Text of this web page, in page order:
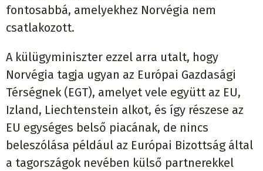
fontosabbá, amelyekhez Norvégia nem
csatlakozott.
A külügyminiszter ezzel arra utalt, hogy
Norvégia tagja ugyan az Európai Gazdasági
Térségnek (EGT), amelyet vele együtt az EU,
Izland, Liechtenstein alkot, és így részese az
EU egységes belső piacának, de nincs
beleszólása például az Európai Bizottság által
a tagországok nevében külső partnerekkel